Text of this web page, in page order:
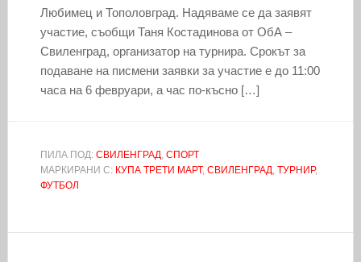
Любимец и Тополовград. Надяваме се да заявят
участие, съобщи Таня Костадинова от ОбА –
Свиленград, организатор на турнира. Срокът за
подаване на писмени заявки за участие е до 11:00
часа на 6 февруари, а час по-късно […]
ПИЛА ПОД: СВИЛЕНГРАД, СПОРТ
МАРКИРАНИ С: КУПА ТРЕТИ МАРТ, СВИЛЕНГРАД, ТУРНИР,
ФУТБОЛ